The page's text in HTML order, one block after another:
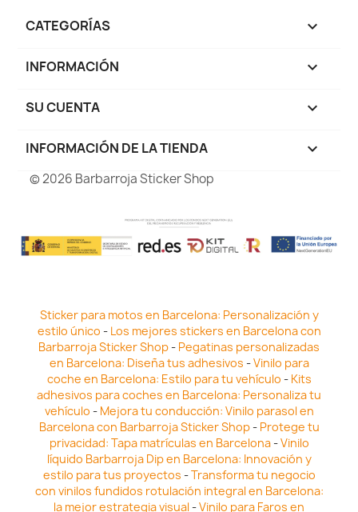
CATEGORÍAS 
INFORMACIÓN 
SU CUENTA 
INFORMACIÓN DE LA TIENDA keyboard_arrow_down
© 2026 Barbarroja Sticker Shop
Sticker para motos en Barcelona: Personalización y
estilo único - Los mejores stickers en Barcelona con
Barbarroja Sticker Shop- Pegatinas personalizadas
en Barcelona: Diseña tus adhesivos -Vinilo para
coche en Barcelona: Estilo para tu vehículo - Kits
adhesivos para coches en Barcelona: Personaliza tu
vehículo - Mejora tu conducción: Vinilo parasol en
Barcelona con Barbarroja Sticker Shop- Protege tu
privacidad: Tapa matrículas en Barcelona-Vinilo
líquido Barbarroja Dip en Barcelona: Innovación y
estilo para tus proyectos -Transforma tu negocio
con vinilos fundidos rotulación integral en Barcelona:
la mejor estrategia visual -Vinilo para Faros en